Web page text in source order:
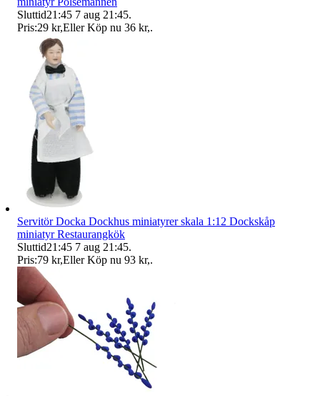
Sluttid21:45 7 aug 21:45.
Pris:29 kr,Eller Köp nu 36 kr,.
Servitör Docka Dockhus miniatyrer skala 1:12 Dockskåp
miniatyr Restaurangkök
Sluttid21:45 7 aug 21:45.
Pris:79 kr,Eller Köp nu 93 kr,.